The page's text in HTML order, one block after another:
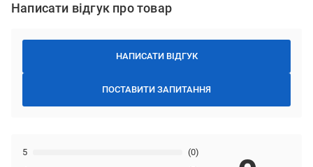
Написати відгук про товар
НАПИСАТИ ВІДГУК
ПОСТАВИТИ ЗАПИТАННЯ
5 (0)